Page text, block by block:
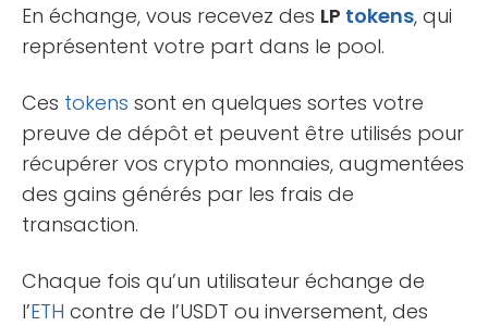
En échange, vous recevez des LP tokens, qui
représentent votre part dans le pool.
Ces tokens sont en quelques sortes votre
preuve de dépôt et peuvent être utilisés pour
récupérer vos crypto monnaies, augmentées
des gains générés par les frais de
transaction.
Chaque fois qu’un utilisateur échange de
l’ETH contre de l’USDT ou inversement, des